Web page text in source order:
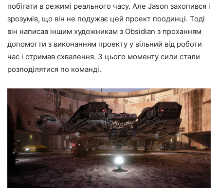
побігати в режимі реального часу. Але Jason захопився і
зрозумів, що він не подужає цей проект поодинці. Тоді
він написав іншим художникам з Obsidian з проханням
допомогти з виконанням проекту у вільний від роботи
час і отримав схвалення. З цього моменту сили стали
розподілятися по команді.